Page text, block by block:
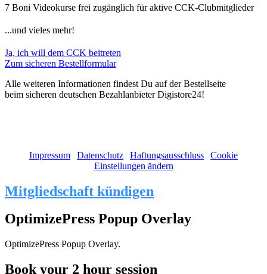
7 Boni Videokurse frei zugänglich für aktive CCK-Clubmitglieder
...und vieles mehr!
Ja, ich will dem CCK beitreten
Zum sicheren Bestellformular
Alle weiteren Informationen findest Du auf der Bestellseite
beim sicheren deutschen Bezahlanbieter Digistore24!
Impressum
Datenschutz Haftungsausschluss
Cookie
Einstellungen ändern
Mitgliedschaft kündigen
OptimizePress Popup Overlay
OptimizePress Popup Overlay.
Book your 2 hour session